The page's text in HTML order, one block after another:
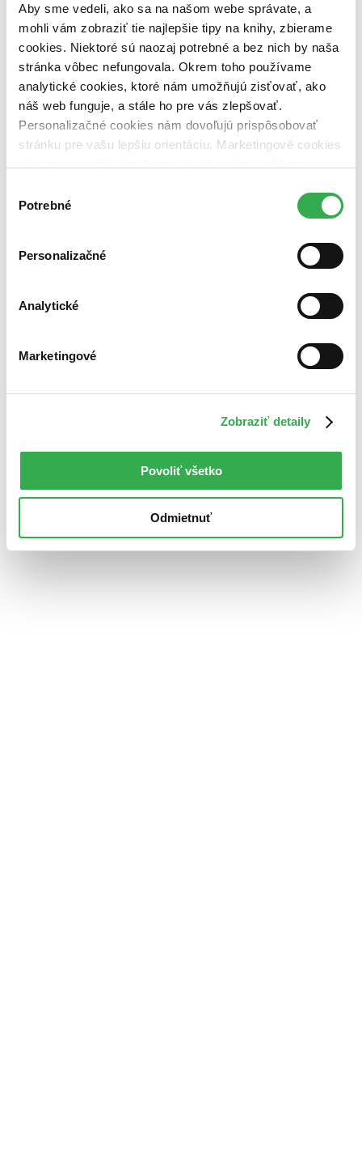
Aby sme vedeli, ako sa na našom webe správate, a
mohli vám zobraziť tie najlepšie tipy na knihy, zbierame
cookies. Niektoré sú naozaj potrebné a bez nich by naša
stránka vôbec nefungovala. Okrem toho používame
analytické cookies, ktoré nám umožňujú zisťovať, ako
náš web funguje, a stále ho pre vás zlepšovať.
Personalizačné cookies nám dovoľujú prispôsobovať
stránku pre vašu lepšiu orientáciu. Marketingové cookies
nám pomohlo, keby sme mohli používať všetky tieto
súhlasu
Potrebné
Personalizačné
Analytické
Marketingové
Zobraziť detaily
Povoliť všetko
Odmietnuť